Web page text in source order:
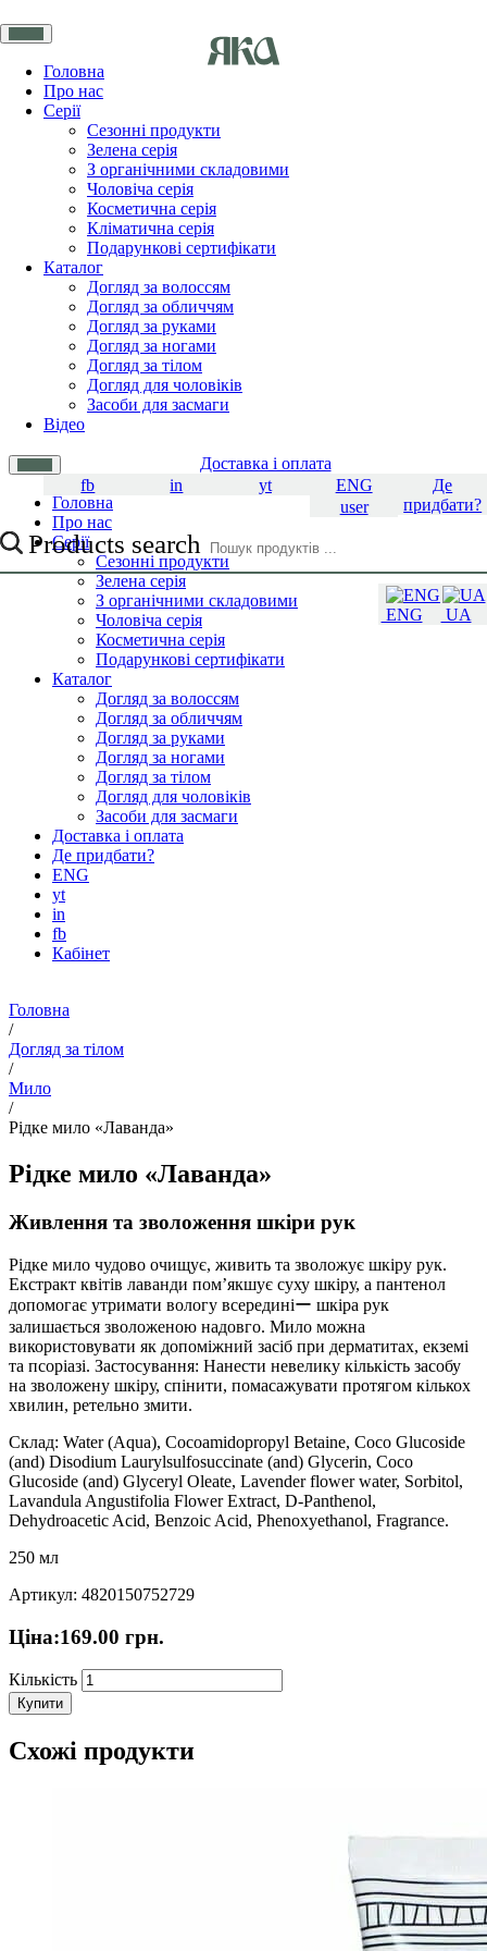
Головна
Про нас
Серії
Сезонні продукти
Зелена серія
З органічними складовими
Чоловіча серія
Косметична серія
Кліматична серія
Подарункові сертифікати
Каталог
Догляд за волоссям
Догляд за обличчям
Догляд за руками
Догляд за ногами
Догляд за тілом
Догляд для чоловіків
Засоби для засмаги
Відео
Доставка і оплата
Де
придбати?
ENG
UA
ENG
yt
in
fb
user
Products search
Головна
Про нас
Серії
Сезонні продукти
Зелена серія
З органічними складовими
Чоловіча серія
Косметична серія
Подарункові сертифікати
Каталог
Догляд за волоссям
Догляд за обличчям
Догляд за руками
Догляд за ногами
Догляд за тілом
Догляд для чоловіків
Засоби для засмаги
Доставка і оплата
Де придбати?
ENG
yt
in
fb
Кабінет
Головна
/
Догляд за тілом
/
Мило
/
Рідке мило «Лаванда»
Рідке мило «Лаванда»
Живлення та зволоження шкіри рук
Рідке мило чудово очищує, живить та зволожує шкіру рук.
Екстракт квітів лаванди пом’якшує суху шкіру, а пантенол
допомогає утримати вологу всерединіー шкіра рук
залишається зволоженою надовго. Мило можна
використовувати як допоміжний засіб при дерматитах, екземі
та псоріазі. Застосування: Нанести невелику кількість засобу
на зволожену шкіру, спінити, помасажувати протягом кількох
хвилин, ретельно змити.
Склад: Water (Aqua), Cocoamidopropyl Betaine, Coco Glucoside
(and) Disodium Laurylsulfosuccinate (and) Glycerin, Coco
Glucoside (and) Glyceryl Oleate, Lavender flower water, Sorbitol,
Lavandula Angustifolia Flower Еxtract, D-Panthenol,
Dehydroacetic Acid, Benzoic Acid, Phenoxyethanol, Fragrance.
250 мл
Артикул: 4820150752729
Ціна:169.00 грн.
Кількість
Купити
Схожі продукти